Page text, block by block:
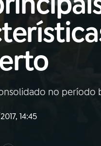
no período
14:45